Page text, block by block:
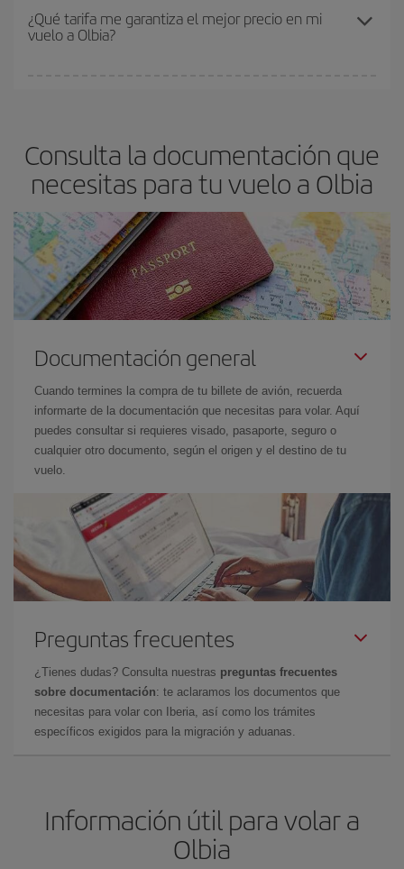
Los precios dependen de las plazas que queden libres en el vuelo
y de que las tarifas más baratas (turista) estén disponibles o se
¿Qué tarifa me garantiza el mejor precio en mi
vuelo a Olbia?
Consulta la documentación que
necesitas para tu vuelo a Olbia
Documentación general
Cuando termines la compra de tu billete de avión, recuerda
informarte de la documentación que necesitas para volar. Aquí
puedes consultar si requieres visado, pasaporte, seguro o
cualquier otro documento, según el origen y el destino de tu
vuelo.
Preguntas frecuentes
¿Tienes dudas? Consulta nuestras preguntas frecuentes
sobre documentación: te aclaramos los documentos que
necesitas para volar con Iberia, así como los trámites
específicos exigidos para la migración y aduanas.
Información útil para volar a
Olbia